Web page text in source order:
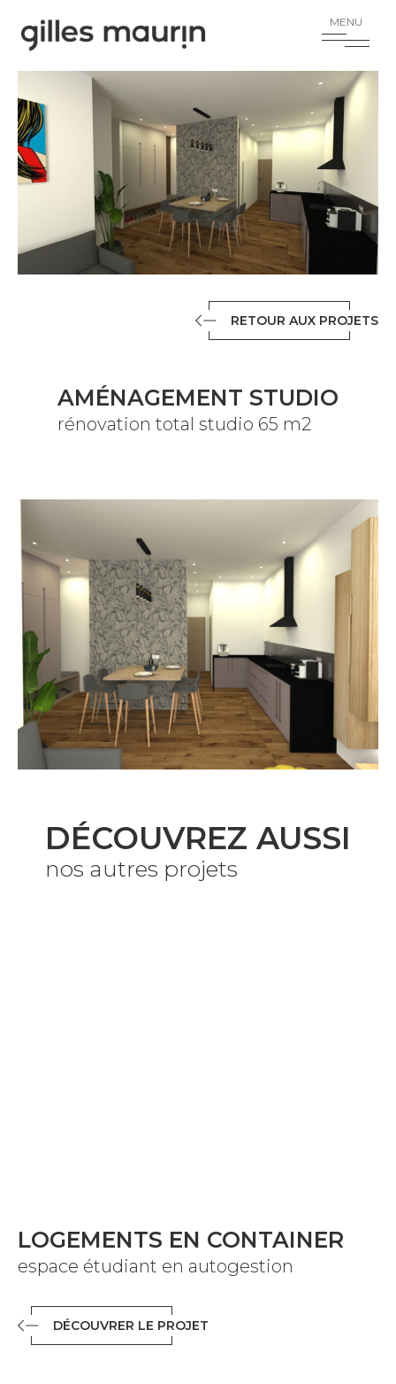
RETOUR AUX PROJETS
AMÉNAGEMENT STUDIO
rénovation total studio 65 m2
DÉCOUVREZ AUSSI
nos autres projets
LOGEMENTS EN CONTAINER
espace étudiant en autogestion
DÉCOUVRER LE PROJET